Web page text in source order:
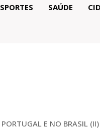
SAÚDE
E NO BRASIL (II)